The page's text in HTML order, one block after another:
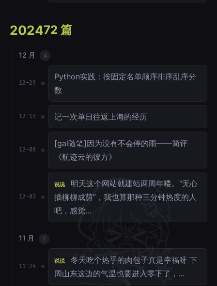
202472 篇
12 月 4
12-29
Python实践：按固定名单顺序排序乱序分
数
12-15 记一次单日往返上海的经历
12-08
[gal随笔]因为没有不会停的雨——简评
《航迹云的彼方》
12-03
说说
明天这个网站就建站两周年喽。“无心
插柳柳成荫”，我也算那种三分钟热度的人
吧，感觉…
11 月 7
11-24
说说
冬天吃个热乎的肉包子真是幸福呀 下
周山东这边的气温也要进入零下了，…